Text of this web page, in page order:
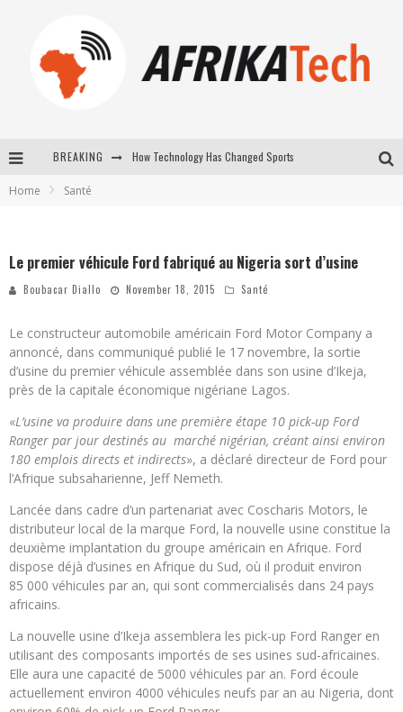
BREAKING
New to online sports betting? Consider These Tips to Play Your First Online Sports Betting Successfully
Home Santé
Le premier véhicule Ford fabriqué au Nigeria sort d’usine
Boubacar Diallo November 18, 2015 Santé
Le constructeur automobile américain Ford Motor Company a
annoncé, dans communiqué publié le 17 novembre, la sortie
d’usine du premier véhicule assemblée dans son usine d’Ikeja,
près de la capitale économique nigériane Lagos.
«L’usine va produire dans une première étape 10 pick-up Ford
Ranger par jour destinés au marché nigérian, créant ainsi environ
180 emplois directs et indirects», a déclaré directeur de Ford pour
l’Afrique subsaharienne, Jeff Nemeth.
Lancée dans cadre d’un partenariat avec Coscharis Motors, le
distributeur local de la marque Ford, la nouvelle usine constitue la
deuxième implantation du groupe américain en Afrique. Ford
dispose déjà d’usines en Afrique du Sud, où il produit environ
85 000 véhicules par an, qui sont commercialisés dans 24 pays
africains.
La nouvelle usine d’Ikeja assemblera les pick-up Ford Ranger en
utilisant des composants importés de ses usines sud-africaines.
Elle aura une capacité de 5000 véhicules par an. Ford écoule
actuellement environ 4000 véhicules neufs par an au Nigeria, dont